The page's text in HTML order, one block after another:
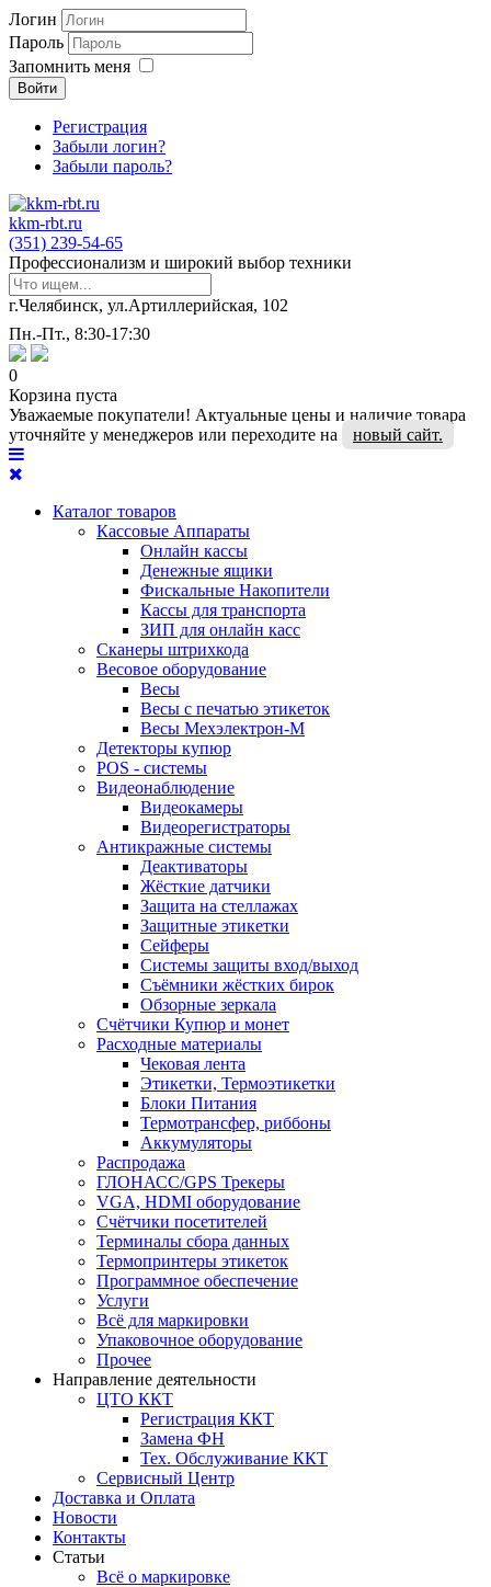
Логин
Пароль
Запомнить меня
Войти
Регистрация
Забыли логин?
Забыли пароль?
kkm-rbt.ru
(351) 239-54-65
Профессионализм и широкий выбор техники
г.Челябинск, ул.Артиллерийская, 102
Пн.-Пт., 8:30-17:30
0
Корзина пуста
Уважаемые покупатели! Актуальные цены и наличие товара
уточняйте у менеджеров или переходите на
новый сайт.
Каталог товаров
Кассовые Аппараты
Онлайн кассы
Денежные ящики
Фискальные Накопители
Кассы для транспорта
ЗИП для онлайн касс
Сканеры штрихкода
Весовое оборудование
Весы
Весы с печатью этикеток
Весы Мехэлектрон-М
Детекторы купюр
POS - системы
Видеонаблюдение
Видеокамеры
Видеорегистраторы
Антикражные системы
Деактиваторы
Жёсткие датчики
Защита на стеллажах
Защитные этикетки
Сейферы
Системы защиты вход/выход
Съёмники жёстких бирок
Обзорные зеркала
Счётчики Купюр и монет
Расходные материалы
Чековая лента
Этикетки, Термоэтикетки
Блоки Питания
Термотрансфер, риббоны
Аккумуляторы
Распродажа
ГЛОНАСС/GPS Трекеры
VGA, HDMI оборудование
Счётчики посетителей
Терминалы сбора данных
Термопринтеры этикеток
Программное обеспечение
Услуги
Всё для маркировки
Упаковочное оборудование
Прочее
Направление деятельности
ЦТО ККТ
Регистрация ККТ
Замена ФН
Тех. Обслуживание ККТ
Сервисный Центр
Доставка и Оплата
Новости
Контакты
Статьи
Всё о маркировке